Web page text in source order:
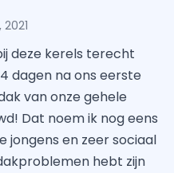
2021
deze kerels terecht
dagen na ons eerste
van onze gehele
Dat noem ik nog eens
jongens en zeer sociaal
hebt zijn